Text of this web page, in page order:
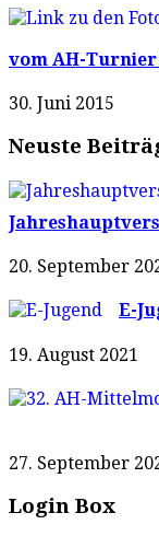
vom AH-Turnier
30. Juni 2015
Neuste
20. September
E-
19. August 2021
27. September
Login Box